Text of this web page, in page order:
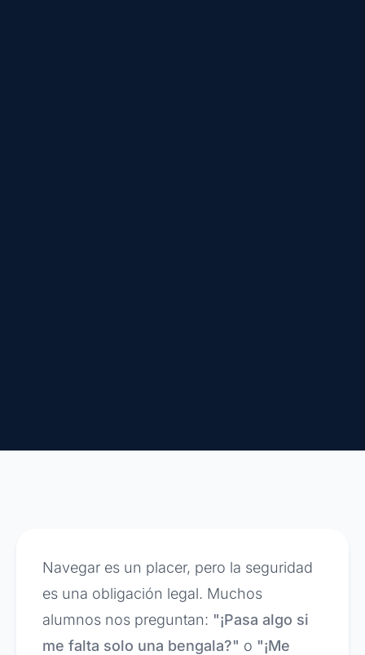
Navegar es un placer, pero la seguridad
es una obligación legal. Muchos
alumnos nos preguntan: "¡Pasa algo si
me falta solo una bengala?" o "¡Me